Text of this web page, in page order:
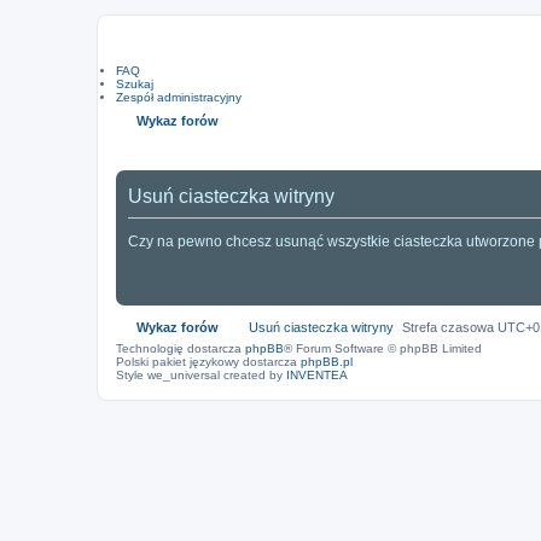
FAQ
Szukaj
Zespół administracyjny
Wykaz forów
Usuń ciasteczka witryny
Czy na pewno chcesz usunąć wszystkie ciasteczka utworzone
Wykaz forów Usuń ciasteczka witryny Strefa czasowa
Technologię dostarcza phpBB® Forum Software © phpBB Limited
Polski pakiet językowy dostarcza phpBB.pl
Style we_universal created by INVENTEA